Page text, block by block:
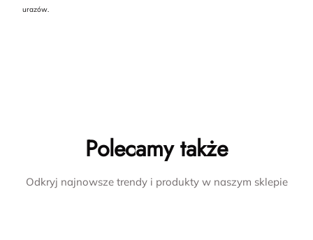
urazów.
Polecamy także
Odkryj najnowsze trendy i produkty w naszym sklepie